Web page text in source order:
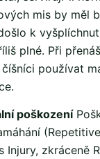
mis by měl
k
plné. Při
používat
poškození
Injury, zkráceně